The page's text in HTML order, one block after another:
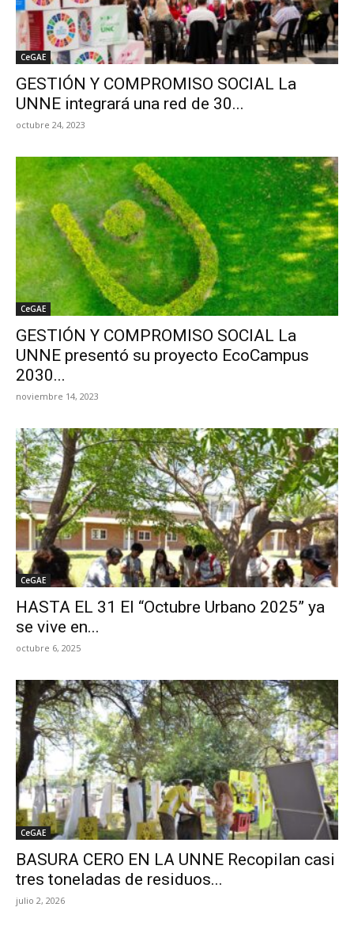
CeGAE
GESTIÓN Y COMPROMISO SOCIAL La
UNNE integrará una red de 30...
octubre 24, 2023
CeGAE
GESTIÓN Y COMPROMISO SOCIAL La
UNNE presentó su proyecto EcoCampus
2030...
noviembre 14, 2023
CeGAE
HASTA EL 31 El “Octubre Urbano 2025” ya
se vive en...
octubre 6, 2025
CeGAE
BASURA CERO EN LA UNNE Recopilan casi
tres toneladas de residuos...
julio 2, 2026